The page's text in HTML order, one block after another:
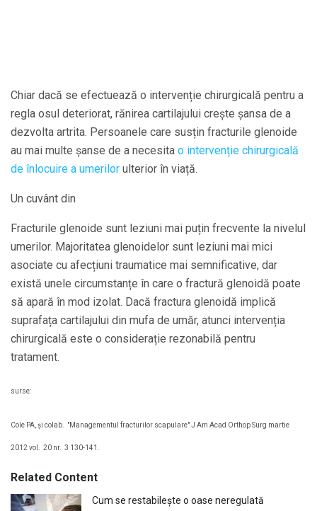
Chiar dacă se efectuează o intervenție chirurgicală pentru a
regla osul deteriorat, rănirea cartilajului crește șansa de a
dezvolta artrita. Persoanele care susțin fracturile glenoide
au mai multe șanse de a necesita o intervenție chirurgicală
de înlocuire a umerilor ulterior în viață.
Un cuvânt din
Fracturile glenoide sunt leziuni mai puțin frecvente la nivelul
umerilor. Majoritatea glenoidelor sunt leziuni mai mici
asociate cu afecțiuni traumatice mai semnificative, dar
există unele circumstanțe în care o fractură glenoidă poate
să apară în mod izolat. Dacă fractura glenoidă implică
suprafața cartilajului din mufa de umăr, atunci intervenția
chirurgicală este o considerație rezonabilă pentru
tratament.
surse:
Cole PA, și colab. "Managementul fracturilor scapulare" J Am Acad Orthop Surg martie
2012 vol. 20 nr. 3 130-141.
Related Content
Cum se restabilește o oase neregulată